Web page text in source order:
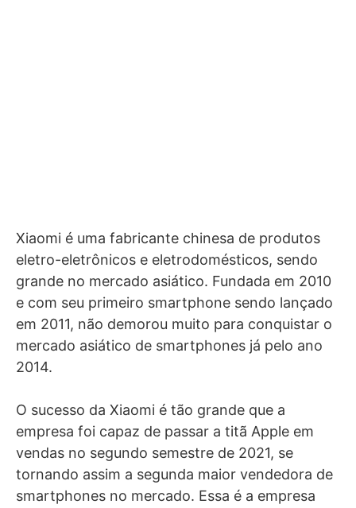
Xiaomi é uma fabricante chinesa de produtos
eletro-eletrônicos e eletrodomésticos, sendo
grande no mercado asiático. Fundada em 2010
e com seu primeiro smartphone sendo lançado
em 2011, não demorou muito para conquistar o
mercado asiático de smartphones já pelo ano
2014.
O sucesso da Xiaomi é tão grande que a
empresa foi capaz de passar a titã Apple em
vendas no segundo semestre de 2021, se
tornando assim a segunda maior vendedora de
smartphones no mercado. Essa é a empresa